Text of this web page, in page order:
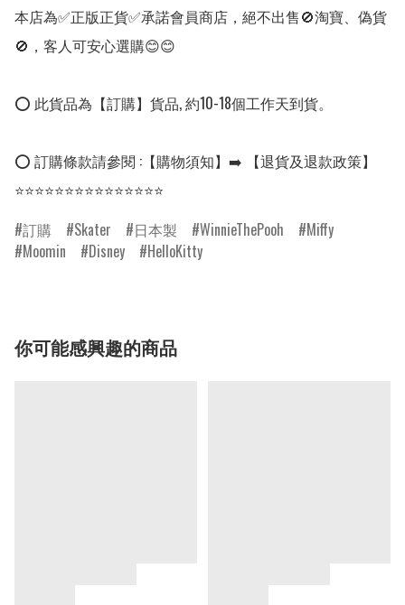
本店為✅正版正貨✅承諾會員商店，絕不出售🚫淘寶、偽貨
🚫，客人可安心選購😊😊
⭕ 此貨品為【訂購】貨品, 約10-18個工作天到貨。
⭕ 訂購條款請參閱 :【購物須知】➡️ 【退貨及退款政策】
⭐⭐⭐⭐⭐⭐⭐⭐⭐⭐⭐⭐⭐⭐⭐
訂購
Skater 日本製 WinnieThePooh
Miffy
Moomin
Disney HelloKitty
你可能感興趣的商品